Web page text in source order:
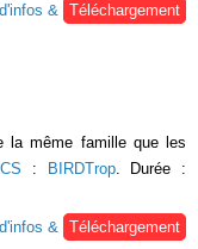
&
Téléchargement
la même famille que les
: BIRDTrop. Durée :
&
Téléchargement